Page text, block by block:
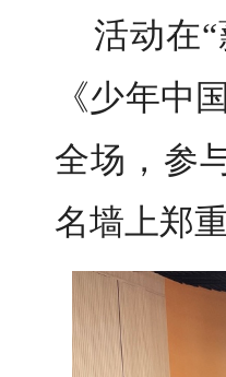
活动在
《少年中
全场，参
名墙上郑